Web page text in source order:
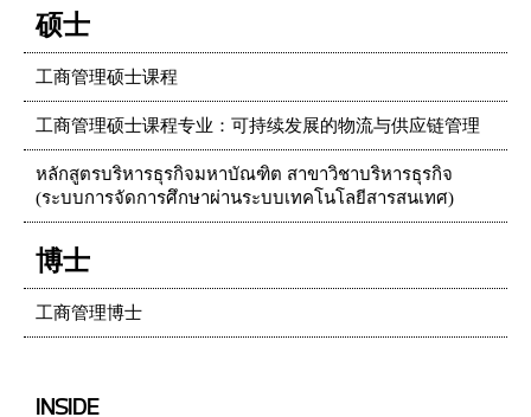
硕士
工商管理硕士课程
工商管理硕士课程专业：可持续发展的物流与供应链管理
หลักสูตรบริหารธุรกิจมหาบัณฑิต สาขาวิชาบริหารธุรกิจ
(ระบบการจัดการศึกษาผ่านระบบเทคโนโลยีสารสนเทศ)
博士
工商管理博士
INSIDE